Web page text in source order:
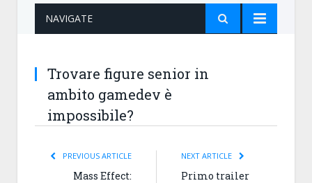
NAVIGATE
Trovare figure senior in
ambito gamedev è
impossibile?
PREVIOUS ARTICLE
Mass Effect:
NEXT ARTICLE
Primo trailer